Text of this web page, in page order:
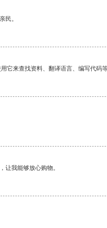
民。
它来查找资料、翻译语言、编写代码等
让我能够放心购物。